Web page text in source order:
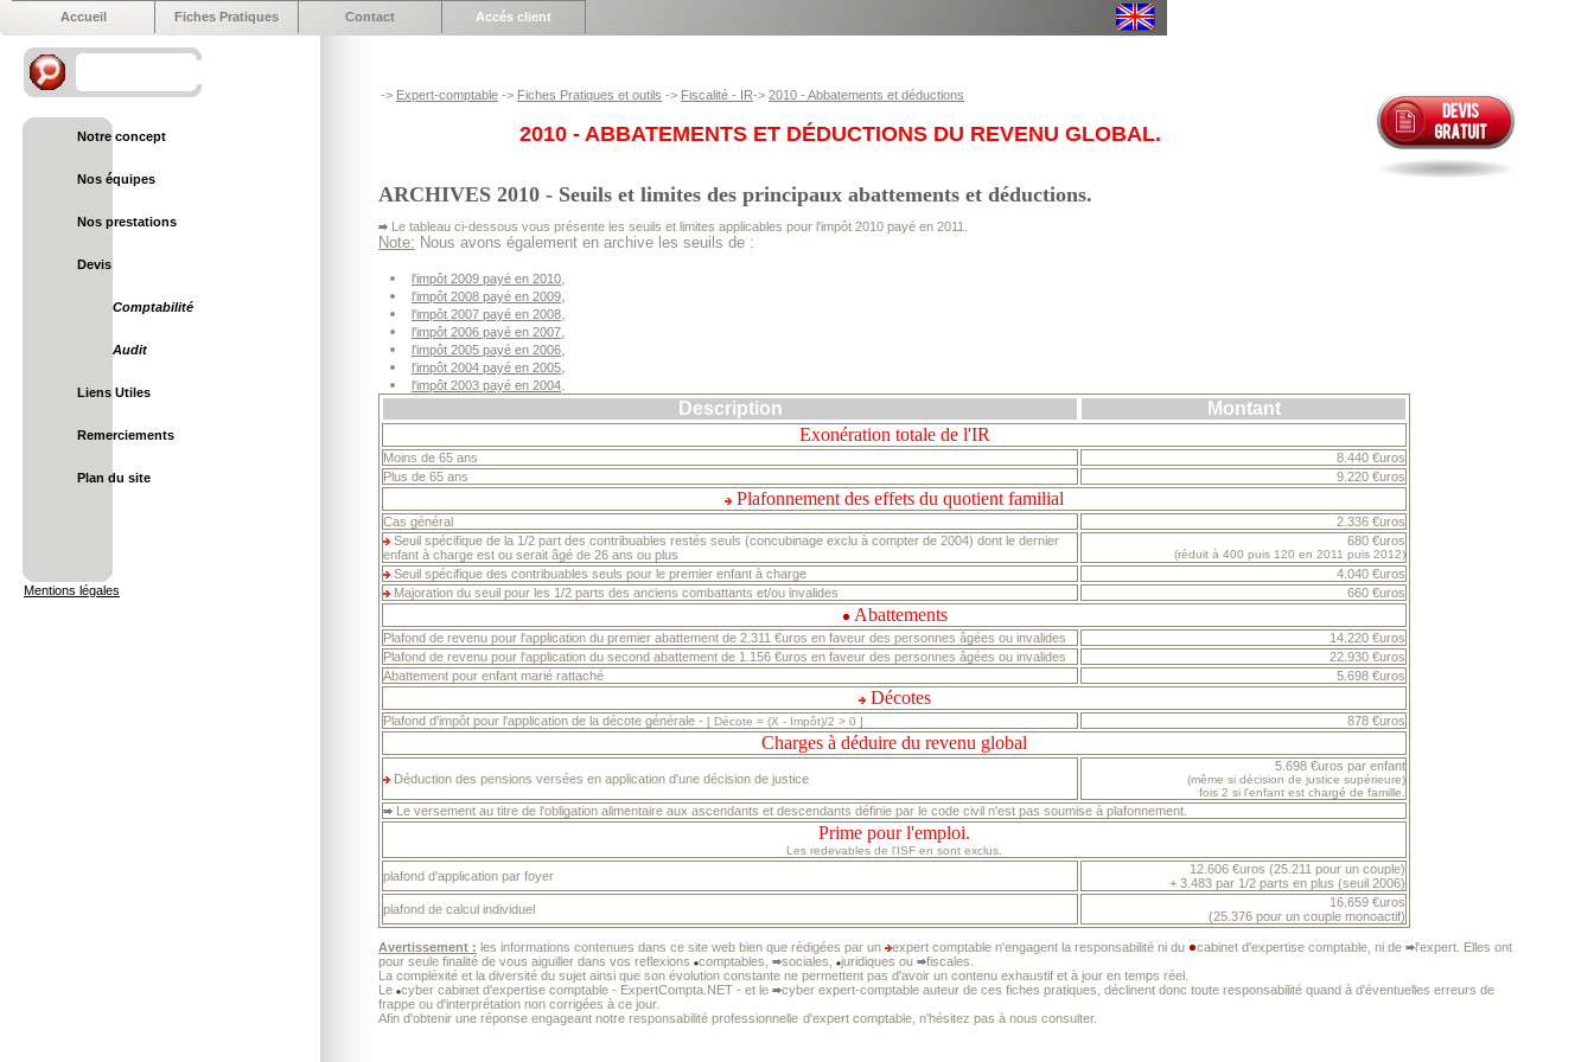
Accueil Fiches Pratiques Contact Accés client
Notre concept
Nos équipes
Nos prestations
Devis
Comptabilité
Audit
Liens Utiles
Remerciements
Plan du site
Mentions légales
-> Expert-comptable -> Fiches Pratiques et outils -> Fiscalité - IR-> 2010 - Abbatements et déductions
2010 - ABBATEMENTS ET DÉDUCTIONS DU REVENU GLOBAL.
ARCHIVES 2010 - Seuils et limites des principaux abattements et déductions.
Le tableau ci-dessous vous présente les seuils et limites applicables pour l'impôt 2010 payé en 2011.
Note: Nous avons également en archive les seuils de :
l'impôt 2009 payé en 2010,
l'impôt 2008 payé en 2009,
l'impôt 2007 payé en 2008,
l'impôt 2006 payé en 2007,
l'impôt 2005 payé en 2006,
l'impôt 2004 payé en 2005,
l'impôt 2003 payé en 2004.
Description
Montant
Exonération totale de l'IR
Moins de 65 ans
8.440 €uros
Plus de 65 ans
9.220 €uros
Plafonnement des effets du quotient familial
Cas général
2.336 €uros
Seuil spécifique de la 1/2 part des contribuables restés seuls (concubinage exclu à compter de 2004) dont le dernier
enfant à charge est ou serait âgé de 26 ans ou plus
680 €uros
(réduit à 400 puis 120 en 2011 puis 2012)
Seuil spécifique des contribuables seuls pour le premier enfant à charge
4.040 €uros
Majoration du seuil pour les 1/2 parts des anciens combattants et/ou invalides
660 €uros
Abattements
Plafond de revenu pour l'application du premier abattement de 2.311 €uros en faveur des personnes âgées ou invalides
14.220 €uros
Plafond de revenu pour l'application du second abattement de 1.156 €uros en faveur des personnes âgées ou invalides
22.930 €uros
Abattement pour enfant marié rattaché
5.698 €uros
Décotes
Plafond d'impôt pour l'application de la décote générale - [ Décote = (X - Impôt)/2 > 0 ] 878 €uros
Charges à déduire du revenu global
Déduction des pensions versées en application d'une décision de justice
5.698 €uros par enfant
(même si décision de justice supérieure)
fois 2 si l'enfant est chargé de famille.
Le versement au titre de l'obligation alimentaire aux ascendants et descendants définie par le code civil n'est pas soumise à plafonnement.
Prime pour l'emploi.
Les redevables de l'ISF en sont exclus.
plafond d'application par foyer 12.606 €uros (25.211 pour un couple)
+ 3.483 par 1/2 parts en plus (seuil 2006)
plafond de calcul individuel
16.659 €uros
(25.376 pour un couple monoactif)
Avertissement : les informations contenues dans ce site web bien que rédigées par un expert comptable n'engagent la responsabilité ni du cabinet d'expertise comptable, ni de
l'expert. Elles ont
pour seule finalité de vous aiguiller dans vos reflexions
comptables, sociales, juridiques ou
fiscales.
La compléxité et la diversité du sujet ainsi que son évolution constante ne permettent pas d'avoir un contenu exhaustif et à jour en temps réel.
Le cyber cabinet d'expertise comptable - ExpertCompta.NET - et le
cyber expert-comptable auteur de ces fiches pratiques, déclinent donc toute responsabilité quand à d'éventuelles erreurs de
frappe ou d'interprétation non corrigées à ce jour.
Afin d'obtenir une réponse engageant notre responsabilité professionnelle d'expert comptable, n'hésitez pas à nous consulter.